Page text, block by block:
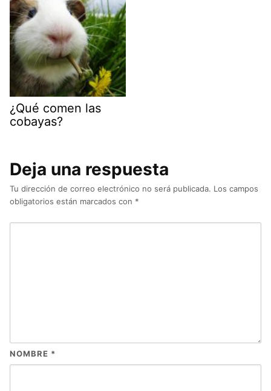
¿Qué comen las
cobayas?
Deja una respuesta
Tu dirección de correo electrónico no será publicada. Los campos
obligatorios están marcados con *
NOMBRE *